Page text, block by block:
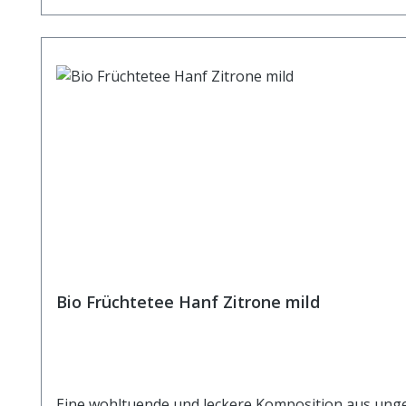
Bio Früchtetee Hanf Zitrone mild